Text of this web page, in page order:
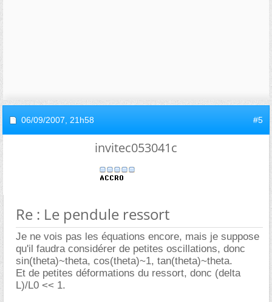
06/09/2007, 21h58 #5
invitec053041c
Re : Le pendule ressort
Je ne vois pas les équations encore, mais je suppose
qu'il faudra considérer de petites oscillations, donc
sin(theta)~theta, cos(theta)~1, tan(theta)~theta.
Et de petites déformations du ressort, donc (delta
L)/L0 << 1.